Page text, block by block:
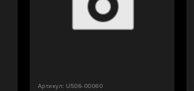
Артикул: U506-00060